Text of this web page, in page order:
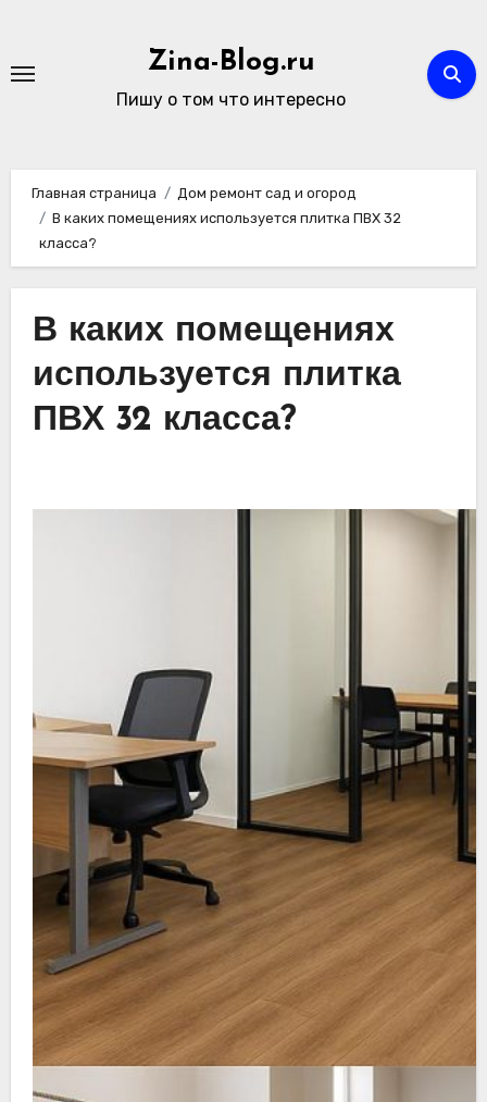
содержимому
Zina-Blog.ru
Пишу о том что интересно
Главная страница
Дом ремонт сад и огород
В каких помещениях используется плитка ПВХ 32
класса?
В каких помещениях
используется плитка
ПВХ 32 класса?